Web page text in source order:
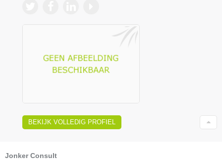
BEKIJK VOLLEDIG PROFIEL
Jonker Consult